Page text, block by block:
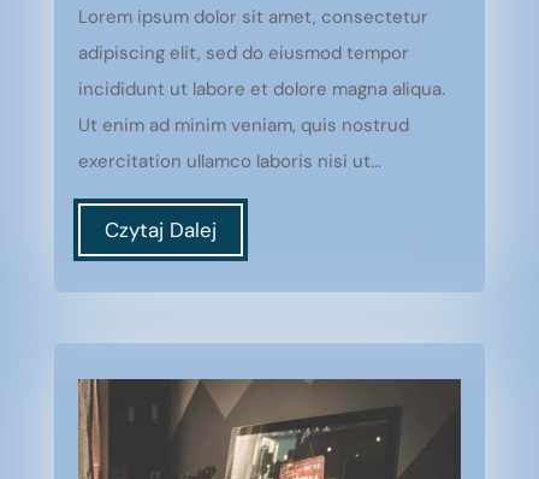
Lorem ipsum dolor sit amet, consectetur
adipiscing elit, sed do eiusmod tempor
incididunt ut labore et dolore magna aliqua.
Ut enim ad minim veniam, quis nostrud
exercitation ullamco laboris nisi ut...
Czytaj Dalej